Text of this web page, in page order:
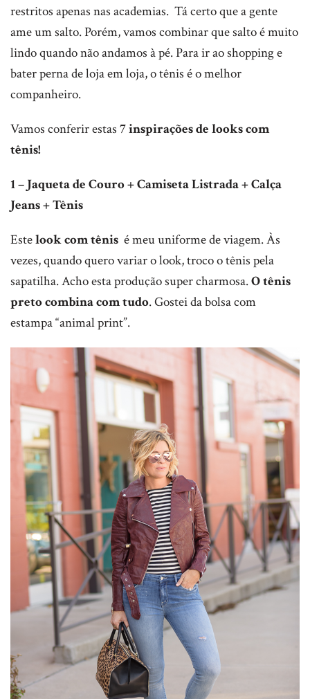
restritos apenas nas academias. Tá certo que a gente
ame um salto. Porém, vamos combinar que salto é muito
lindo quando não andamos à pé. Para ir ao shopping e
bater perna de loja em loja, o tênis é o melhor
companheiro.
Vamos conferir estas 7 inspirações de looks com
tênis!
1 – Jaqueta de Couro + Camiseta Listrada + Calça
Jeans + Tênis
Estelook com tênis é meu uniforme de viagem. Às
vezes, quando quero variar o look, troco o tênis pela
sapatilha. Acho esta produção super charmosa.O tênis
preto combina com tudo. Gostei da bolsa com
estampa “animal print”.